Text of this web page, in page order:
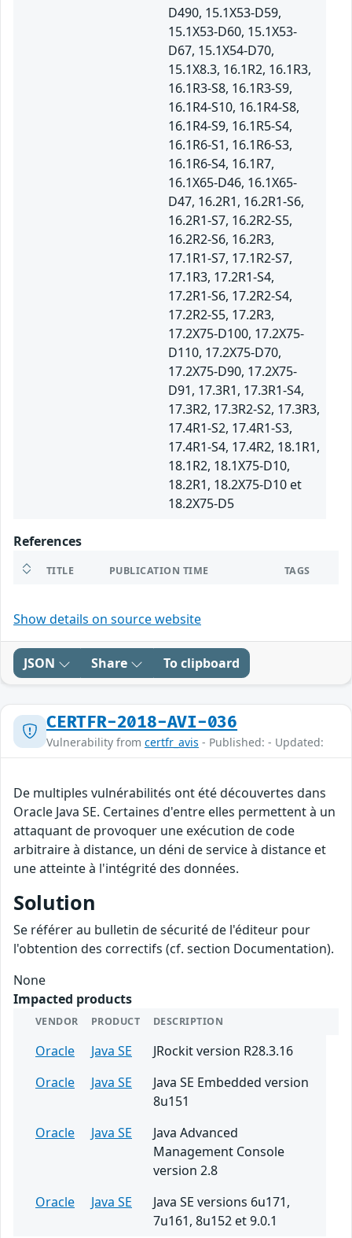
D490, 15.1X53-D59,
15.1X53-D60, 15.1X53-
D67, 15.1X54-D70,
15.1X8.3, 16.1R2, 16.1R3,
16.1R3-S8, 16.1R3-S9,
16.1R4-S10, 16.1R4-S8,
16.1R4-S9, 16.1R5-S4,
16.1R6-S1, 16.1R6-S3,
16.1R6-S4, 16.1R7,
16.1X65-D46, 16.1X65-
D47, 16.2R1, 16.2R1-S6,
16.2R1-S7, 16.2R2-S5,
16.2R2-S6, 16.2R3,
17.1R1-S7, 17.1R2-S7,
17.1R3, 17.2R1-S4,
17.2R1-S6, 17.2R2-S4,
17.2R2-S5, 17.2R3,
17.2X75-D100, 17.2X75-
D110, 17.2X75-D70,
17.2X75-D90, 17.2X75-
D91, 17.3R1, 17.3R1-S4,
17.3R2, 17.3R2-S2, 17.3R3,
17.4R1-S2, 17.4R1-S3,
17.4R1-S4, 17.4R2, 18.1R1,
18.1R2, 18.1X75-D10,
18.2R1, 18.2X75-D10 et
18.2X75-D5
References
TITLE PUBLICATION TIME TAGS
Show details on source website
JSON Share To clipboard
CERTFR-2018-AVI-036
Vulnerability from certfr_avis - Published: - Updated:
De multiples vulnérabilités ont été découvertes dans
Oracle Java SE. Certaines d'entre elles permettent à un
attaquant de provoquer une exécution de code
arbitraire à distance, un déni de service à distance et
une atteinte à l'intégrité des données.
Solution
Se référer au bulletin de sécurité de l'éditeur pour
l'obtention des correctifs (cf. section Documentation).
None
Impacted products
VENDOR PRODUCT DESCRIPTION
Oracle Java SE
JRockit version R28.3.16
Oracle
Java SE
Java SE Embedded version
8u151
Oracle
Java SE
Java Advanced
Management Console
version 2.8
Oracle
Java SE
Java SE versions 6u171,
7u161, 8u152 et 9.0.1